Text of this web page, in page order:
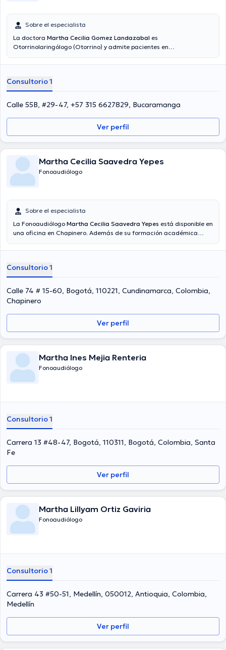
Sobre el especialista
La doctora Martha Cecilia Gomez Landazabal es
Otorrinolaringólogo (Otorrino) y admite pacientes en
la doctora tiene varios años de experiencia en su área de
laboral en su temática de estudio. Igualmente, ella se ha
destacados como miembro de diversas asociaciones médicas.
Martha Cecilia Gomez Landazabal ha participado en considerables
conferencias con el ideal de tener una formación continua en su
ámbito de especialización y ha compartido diferentes ediciones. La
consulta se puede hacer en Español.
Consultorio 1
Calle 55B, #29-47, +57 315 6627829, Bucaramanga
Ver perfil
Martha Cecilia Saavedra Yepes
Fonoaudiólogo
Sobre el especialista
La Fonoaudiólogo Martha Cecilia Saavedra Yepes está disponible en
una oficina en Chapinero. Además de su formación académica
especialidad. La profesional de la salud lleva más de años de
participado como miembro de diversas asociaciones médicas.
Martha Cecilia Saavedra Yepes ha colaborado en abundantes
conferencias con el objetivo de tener una formación continua en su
campo de especialización y ha difundido diferentes ediciones. La
consulta se puede hacer en Español.
Consultorio 1
Calle 74 # 15-60, Bogotá, 110221, Cundinamarca, Colombia,
Chapinero
Ver perfil
Martha Ines Mejia Renteria
Fonoaudiólogo
Consultorio 1
Carrera 13 #48-47, Bogotá, 110311, Bogotá, Colombia, Santa
Fe
Ver perfil
Martha Lillyam Ortiz Gaviria
Fonoaudiólogo
Consultorio 1
Carrera 43 #50-51, Medellín, 050012, Antioquia, Colombia,
Medellín
Ver perfil